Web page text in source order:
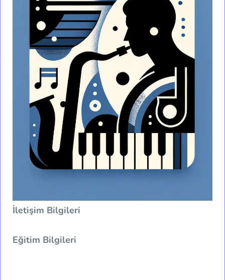
İletişim Bilgileri
Eğitim Bilgileri